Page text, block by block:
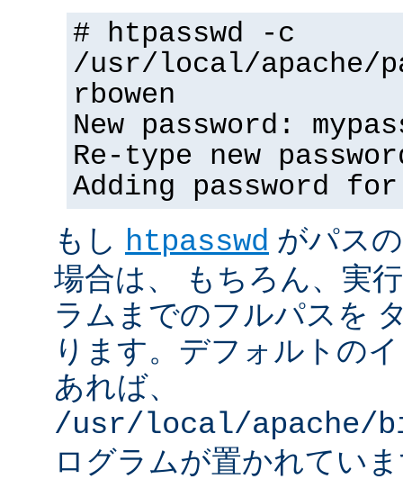
# htpasswd -c
/usr/local/apache/
rbowen
New password:
Re-type new
Adding password
もし htpasswd がパス
場合は、 もちろん、実
ラムまでのフルパスを
ります。デフォルトの
あれば、
/usr/local/apache/
ログラムが置かれてい